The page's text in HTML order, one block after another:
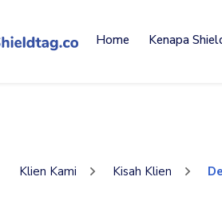
Home Kenapa
Klien Kami Kisah Klien